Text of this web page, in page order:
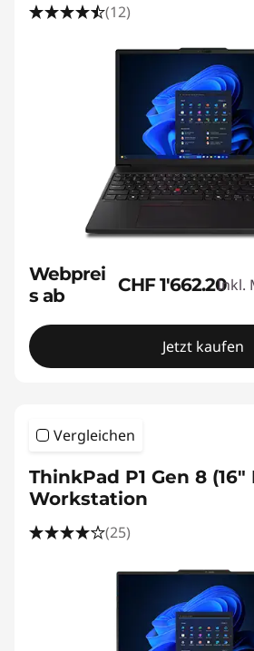
(12)
Webprei
s ab
CHF 1'662.20Inkl.
Jetzt kaufen
Vergleichen
ThinkPad P1 Gen 8
Workstation
(25)